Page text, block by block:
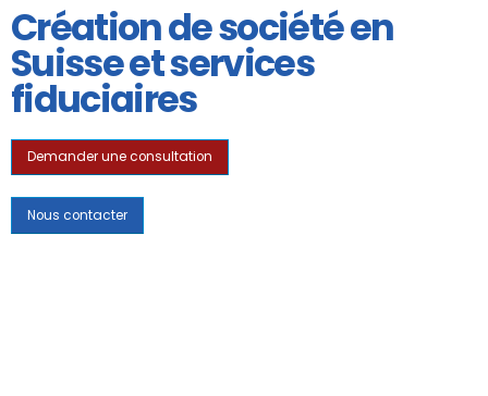
Création de société en
Suisse et services
fiduciaires
Demander une consultation
Nous contacter